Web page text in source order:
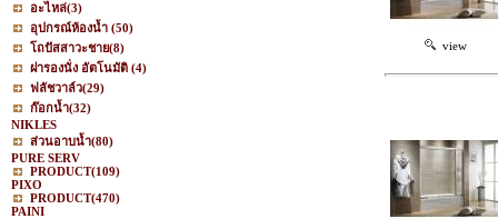
อะไหล่(3)
อุปกรณ์ห้องน้ำ (50)
โถปัสสาวะชาย(8)
ฝารองนั่ง อัตโนมัติ (4)
ฟลัชวาล์ว(29)
ก๊อกน้ำ(32)
NIKLES
ส่วนอาบน้ำ(80)
PURE SERV
PRODUCT(109)
PIXO
PRODUCT(470)
PAINI
view